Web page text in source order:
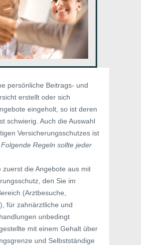
persönliche Beitrags- und
erstellt oder sich
eingeholt, so ist deren
schwierig. Auch die Auswahl
Versicherungsschutzes ist
Folgende Regeln sollte jeder
zuerst die Angebote aus mit
den Sie im
(Arztbesuche,
für zahnärztliche und
unbedingt
mit einem Gehalt über
und Selbstständige